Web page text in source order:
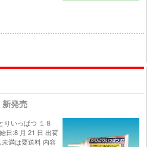
発売
りいっぱつ １８
日:8 月 21 日 出荷
満は要送料 内容